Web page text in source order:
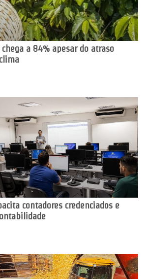
a 84% apesar do atraso
contadores credenciados e